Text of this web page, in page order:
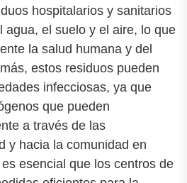
hospitalarios y sanitarios
agua, el suelo y el aire, lo que
la salud humana y del
estos residuos pueden
infecciosas, ya que
que pueden
a través de las
y hacia la comunidad en
esencial que los centros de